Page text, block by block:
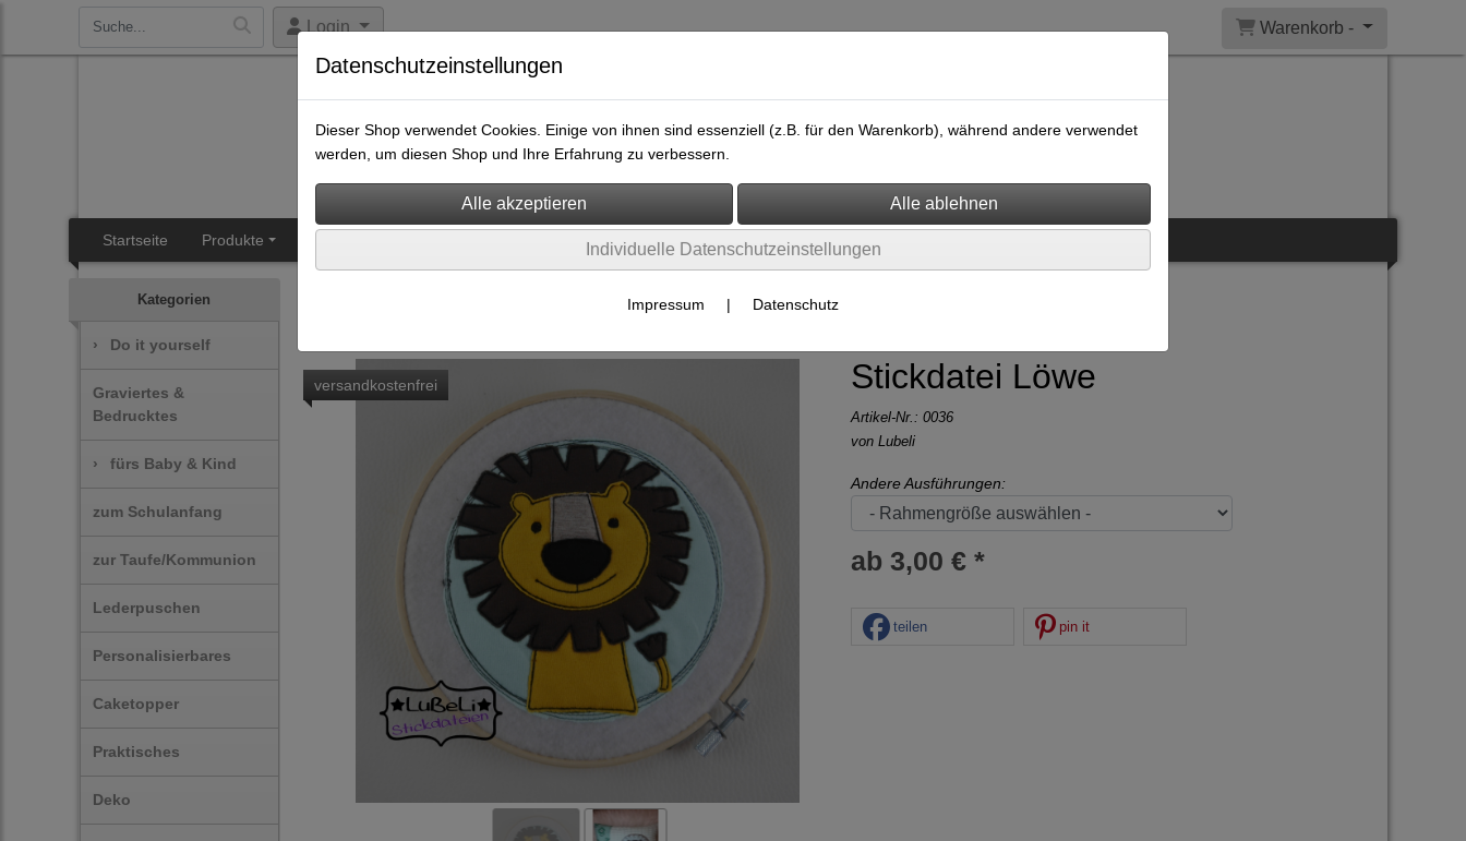
Login Warenkorb -
Startseite Produkte Kontakt
Kategorien
› Do it yourself
Graviertes &
Bedrucktes
› fürs Baby & Kind
zum Schulanfang
zur Taufe/Kommunion
Lederpuschen
Personalisierbares
Caketopper
Praktisches
Deko
versandkostenfrei Stickdatei Löwe
Artikel-Nr.: 0036
von Lubeli
Andere Ausführungen:
ab 3,00 € *
teilen pin it
Datenschutzeinstellungen
Dieser Shop verwendet Cookies. Einige von ihnen sind essenziell (z.B. für den Warenkorb), während andere verwendet
werden, um diesen Shop und Ihre Erfahrung zu verbessern.
Individuelle Datenschutzeinstellungen
Impressum | Datenschutz